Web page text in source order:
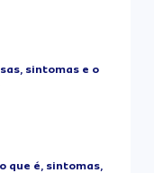
sintomas e o
que é, sintomas,